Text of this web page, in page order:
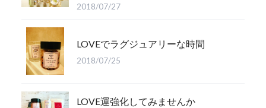
2018/07/27
LOVEでラグジュアリーな時間
2018/07/25
LOVE運強化してみませんか